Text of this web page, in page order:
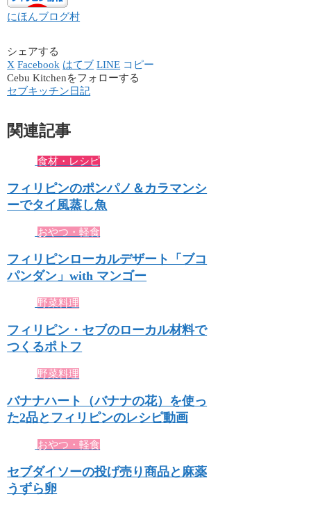
にほんブログ村
シェアする
X Facebook はてブ LINE コピー
Cebu Kitchenをフォローする
セブキッチン日記
関連記事
食材・レシピ
フィリピンのポンパノ＆カラマンシ
ーでタイ風蒸し魚
おやつ・軽食
フィリピンローカルデザート「ブコ
パンダン」with マンゴー
野菜料理
フィリピン・セブのローカル材料で
つくるポトフ
野菜料理
バナナハート（バナナの花）を使っ
た2品とフィリピンのレシピ動画
おやつ・軽食
セブダイソーの投げ売り商品と麻薬
うずら卵